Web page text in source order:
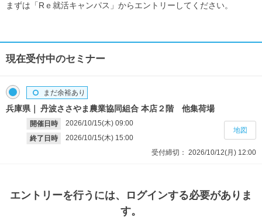
まずは「Rｅ就活キャンパス」からエントリーしてください。
現在受付中のセミナー
兵庫県 丹波ささやま農業協同組合 本店２階 他集荷場
開催日時 2026/10/15(木) 09:00
終了日時
2026/10/15(木) 15:00
まだ余裕あり
受付締切： 2026/10/12(月) 12:00
地図
エントリーを行うには、ログインする必要がありま
す。